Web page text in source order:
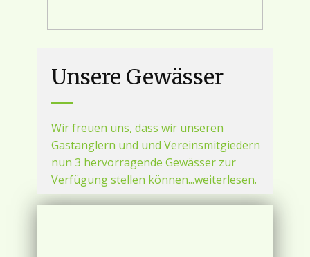
Unsere Gewässer
Wir freuen uns, dass wir unseren
Gastanglern und und Vereinsmitgiedern
nun 3 hervorragende Gewässer zur
Verfügung stellen können...weiterlesen.